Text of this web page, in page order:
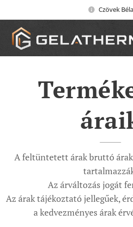
Czövek Béla
A feltüntetett árak bruttó
Az árváltozás jogát
Az árak tájékoztató jellegűek,
a kedvezményes árak